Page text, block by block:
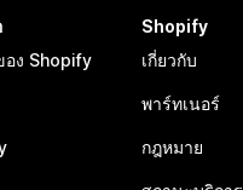
ง Shopify
Shopify
เกี่ยวกับ
พาร์ทเนอร์
กฎหมาย